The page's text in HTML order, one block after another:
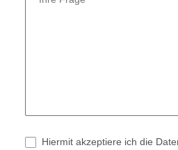
Hiermit akzeptiere ich die